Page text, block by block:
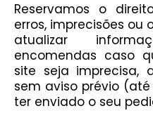
Reservamos o
erros, imprecisões ou
atualizar
encomendas caso
site seja imprecisa,
sem aviso prévio
ter enviado o seu